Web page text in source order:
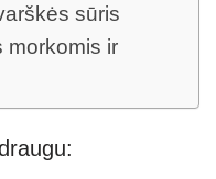
sūris
morkomis ir